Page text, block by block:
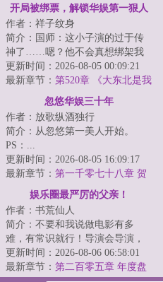
开局被绑票，解锁华娱第一狠人
作者：祥子纹身
简介：国师：这小子演的过于传
神了……嗯？他不会真想绑架我
吧？！诗人：什么意思？绑我摄
影干嘛！该绑架...
更新时间：2026-08-05 00:09:21
最新章节： 第520章 《大东北是我
的家乡》(爆发补！)
忽悠华娱三十年
作者：放歌纵酒独行
简介：从忽悠第一美人开始。
PS：...
更新时间：2026-08-05 16:09:17
最新章节： 第一千零七十八章 贺
岁档预热！《超时空同居》对上
《地球最后夜晚》？
娱乐圈最严厉的父亲！
作者：书荒仙人
简介：不要和我说做电影有多
难，有常识就行！导演会导演，
编剧会编剧，赚观众的钱为观众
服务！娱乐圈说，...
更新时间：2026-08-06 06:58:01
最新章节： 第二百零五章 年度盘